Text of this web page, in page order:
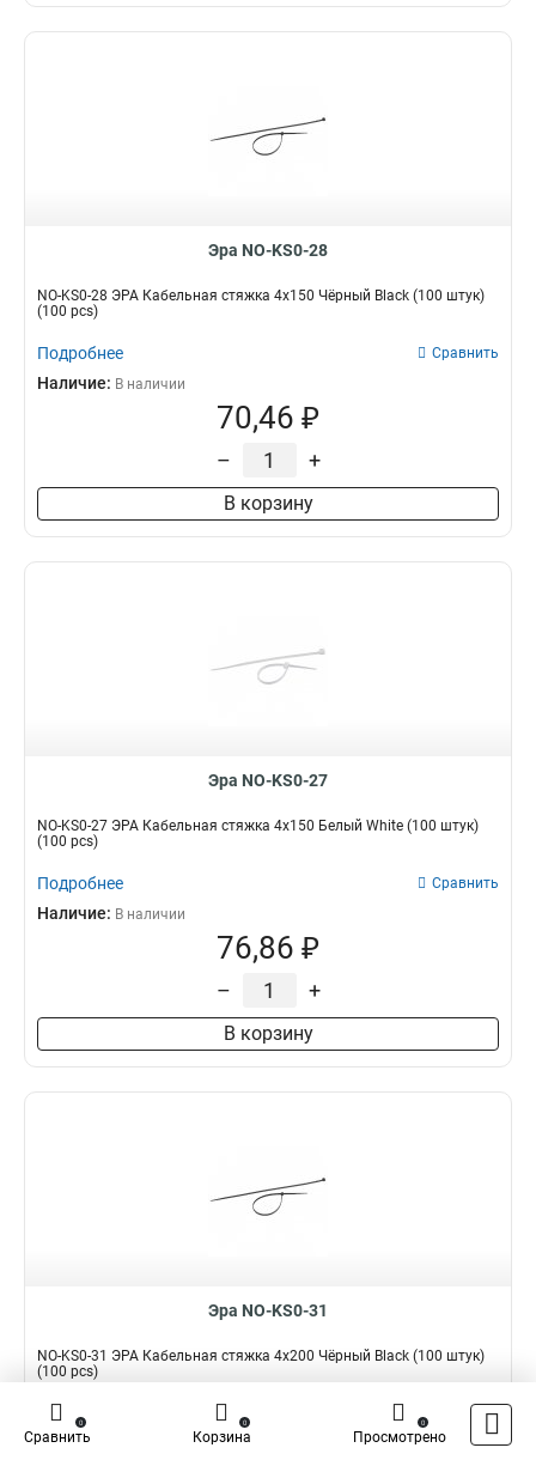
Эра NO-KS0-28
NO-KS0-28 ЭРА Кабельная стяжка 4х150 Чёрный Black (100 штук)
(100 pcs)
Подробнее Сравнить
Наличие: В наличии
70,46 ₽
– +
В корзину
Эра NO-KS0-27
NO-KS0-27 ЭРА Кабельная стяжка 4х150 Белый White (100 штук)
(100 pcs)
Подробнее Сравнить
Наличие: В наличии
76,86 ₽
– +
В корзину
Эра NO-KS0-31
NO-KS0-31 ЭРА Кабельная стяжка 4x200 Чёрный Black (100 штук)
(100 pcs)
Подробнее Сравнить
Наличие:
Сравнить
0
Корзина
0
Просмотрено
0